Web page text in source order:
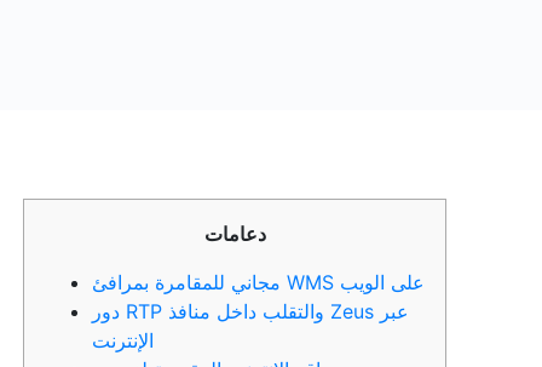
دعامات
مجاني للمقامرة بمرافئ WMS على الويب
دور RTP والتقلب داخل منافذ Zeus عبر
الإنترنت